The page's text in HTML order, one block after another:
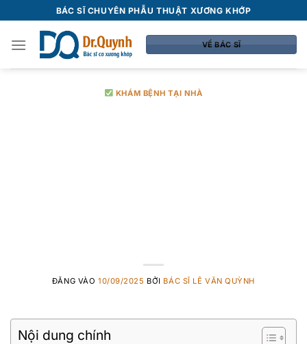
qua
nội
BÁC SĨ CHUYÊN PHẪU THUẬT XƯƠNG KHỚP
VỀ BÁC SĨ
KHÁM BỆNH TẠI NHÀ
ĐĂNG VÀO 10/09/2025 BỞI BÁC SĨ LÊ VĂN QUỲNH
Nội dung chính